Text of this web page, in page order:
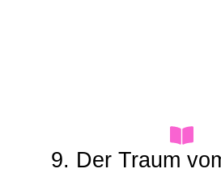
9. Der Traum